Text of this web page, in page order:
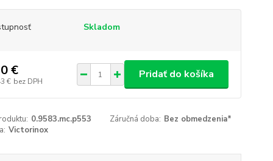
Skladom
€
€ bez DPH
Pridať do košíka
0.9583.mc.p553 Záručná doba: Bez obmedzenia*
Victorinox